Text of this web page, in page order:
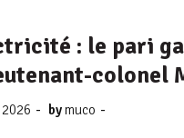
: le pari
colonel
- bymuco -